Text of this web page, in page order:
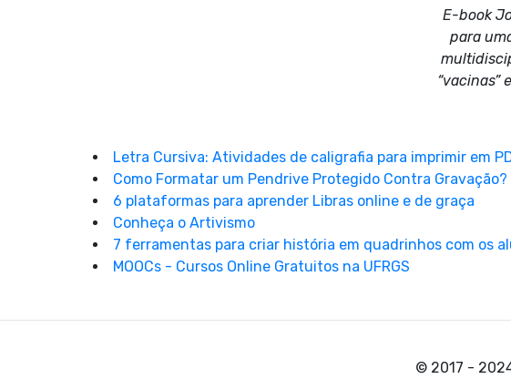
E-book
para
“vacinas”
Letra Cursiva: Atividades de caligrafia para imprimir em
Como Formatar um Pendrive Protegido Contra Gravação?
6 plataformas para aprender Libras online e de graça
Conheça o Artivismo
7 ferramentas para criar história em quadrinhos com os
MOOCs - Cursos Online Gratuitos na UFRGS
© 2017 -